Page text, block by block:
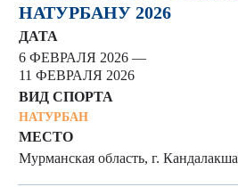
НАТУРБАНУ 2026
ДАТА
6 ФЕВРАЛЯ 2026 —
11 ФЕВРАЛЯ 2026
ВИД СПОРТА
НАТУРБАН
МЕСТО
Мурманская область, г. Кандалакша